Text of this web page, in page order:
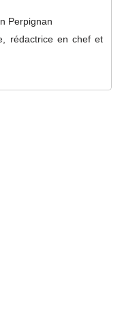
Perpignan
rédactrice en chef et